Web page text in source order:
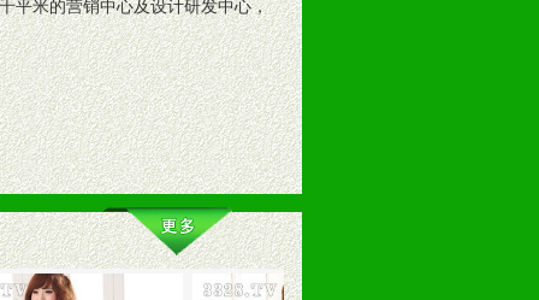
米的营销中心及设计研发中心，